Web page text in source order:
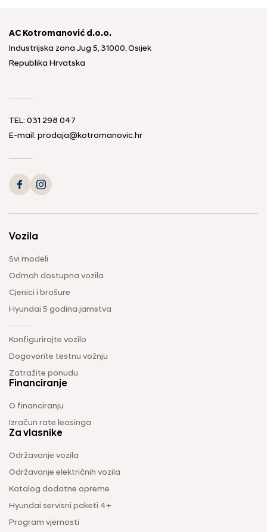
AC Kotromanović d.o.o.
Industrijska zona Jug 5, 31000, Osijek
Republika Hrvatska
TEL: 031 298 047
E-mail: prodaja@kotromanovic.hr
Vozila
Svi modeli
Odmah dostupna vozila
Cjenici i brošure
Hyundai 5 godina jamstva
Konfigurirajte vozilo
Dogovorite testnu vožnju
Zatražite ponudu
Financiranje
O financiranju
Izračun rate leasinga
Za vlasnike
Održavanje vozila
Održavanje električnih vozila
Katalog dodatne opreme
Hyundai servisni paketi 4+
Program vjernosti